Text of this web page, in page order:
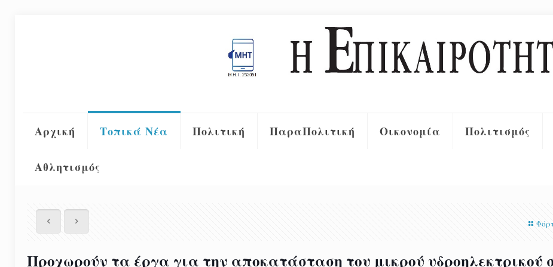
Αρχική Τοπικά Νέα Πολιτική ΠαραΠολιτική Οικονομία Πολιτισμός
Αθλητισμός
Προχωρούν τα έργα για την αποκατάσταση του μικρού υδροηλεκτρικού